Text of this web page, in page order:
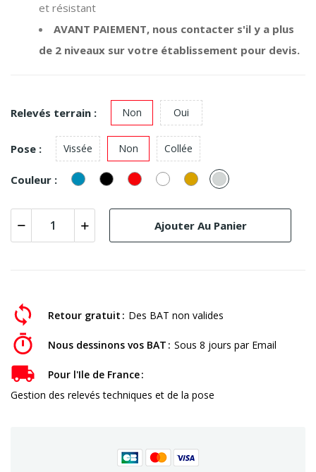
et résistant
AVANT PAIEMENT, nous contacter s'il y a plus
de 2 niveaux sur votre établissement pour devis.
Relevés terrain : Non Oui
Pose : Vissée Non Collée
Couleur : Bleu Noir RougeBlanc Or Alu
Ajouter Au Panier
Retour gratuit Des BAT non valides
Nous dessinons vos BAT Sous 8 jours par Email
Pour l'Ile de France
Gestion des relevés techniques et de la pose